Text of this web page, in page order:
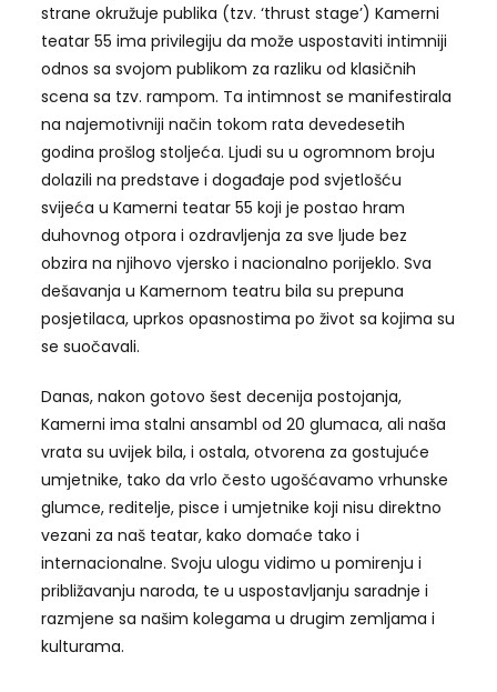
strane okružuje publika (tzv. ‘thrust stage’) Kamerni
teatar 55 ima privilegiju da može uspostaviti intimniji
odnos sa svojom publikom za razliku od klasičnih
scena sa tzv. rampom. Ta intimnost se manifestirala
na najemotivniji način tokom rata devedesetih
godina prošlog stoljeća. Ljudi su u ogromnom broju
dolazili na predstave i događaje pod svjetlošću
svijeća u Kamerni teatar 55 koji je postao hram
duhovnog otpora i ozdravljenja za sve ljude bez
obzira na njihovo vjersko i nacionalno porijeklo. Sva
dešavanja u Kamernom teatru bila su prepuna
posjetilaca, uprkos opasnostima po život sa kojima su
se suočavali.
Danas, nakon gotovo šest decenija postojanja,
Kamerni ima stalni ansambl od 20 glumaca, ali naša
vrata su uvijek bila, i ostala, otvorena za gostujuće
umjetnike, tako da vrlo često ugošćavamo vrhunske
glumce, reditelje, pisce i umjetnike koji nisu direktno
vezani za naš teatar, kako domaće tako i
internacionalne. Svoju ulogu vidimo u pomirenju i
približavanju naroda, te u uspostavljanju saradnje i
razmjene sa našim kolegama u drugim zemljama i
kulturama.